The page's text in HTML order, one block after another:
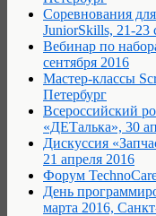
Соревнования
JuniorSkills, 21-23
Вебинар по
сентября 2016
Мастер-классы
Петербург
Всероссийский
«ДЕТалька», 30
Дискуссия
21 апреля 2016
Форум
День
марта 2016,